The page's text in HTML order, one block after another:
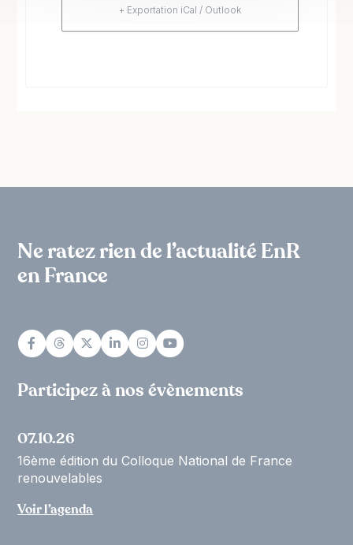
+ Exportation iCal / Outlook
Ne ratez rien de l’actualité EnR
en France
Participez à nos évènements
07.10.26
16ème édition du Colloque National de France
renouvelables
Voir l’agenda